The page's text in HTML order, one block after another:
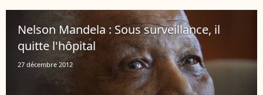
Nelson Mandela : Sous surveillance, il
quitte l'hôpital
27 décembre 2012